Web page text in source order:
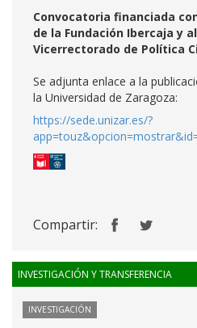
Convocatoria financiada
de la Fundación Ibercaja y
Vicerrectorado de Política
Se adjunta enlace a la
la Universidad de Zaragoza:
https://sede.unizar.es/?
Compartir:
INVESTIGACIÓN Y TRANSFERENCIA
INVESTIGACIÓN